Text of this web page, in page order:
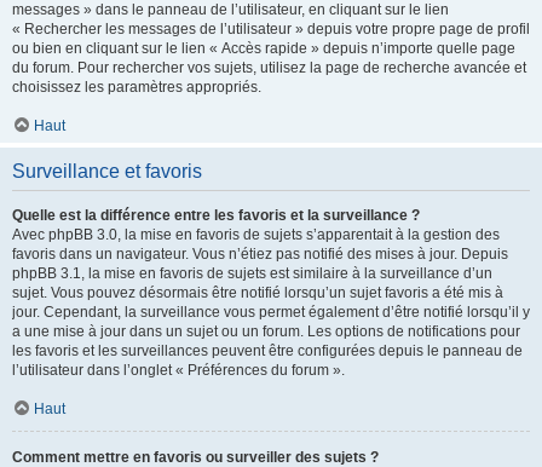
messages » dans le panneau de l’utilisateur, en cliquant sur le lien
« Rechercher les messages de l’utilisateur » depuis votre propre page de profil
ou bien en cliquant sur le lien « Accès rapide » depuis n’importe quelle page
du forum. Pour rechercher vos sujets, utilisez la page de recherche avancée et
choisissez les paramètres appropriés.
Haut
Surveillance et favoris
Quelle est la différence entre les favoris et la surveillance ?
Avec phpBB 3.0, la mise en favoris de sujets s’apparentait à la gestion des
favoris dans un navigateur. Vous n’étiez pas notifié des mises à jour. Depuis
phpBB 3.1, la mise en favoris de sujets est similaire à la surveillance d’un
sujet. Vous pouvez désormais être notifié lorsqu’un sujet favoris a été mis à
jour. Cependant, la surveillance vous permet également d’être notifié lorsqu’il y
a une mise à jour dans un sujet ou un forum. Les options de notifications pour
les favoris et les surveillances peuvent être configurées depuis le panneau de
l’utilisateur dans l’onglet « Préférences du forum ».
Haut
Comment mettre en favoris ou surveiller des sujets ?